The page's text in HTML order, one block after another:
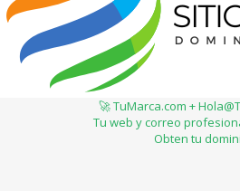
🚀 TuMarca.com +
Tu web y correo
Obten tu